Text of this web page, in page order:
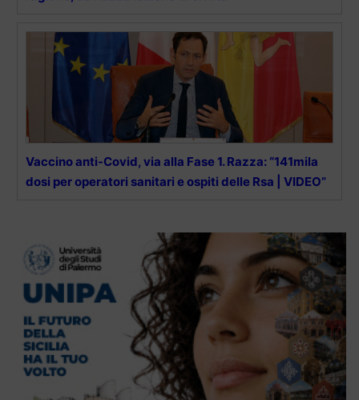
Vaccino anti-Covid, via alla Fase 1. Razza: “141mila
dosi per operatori sanitari e ospiti delle Rsa | VIDEO”